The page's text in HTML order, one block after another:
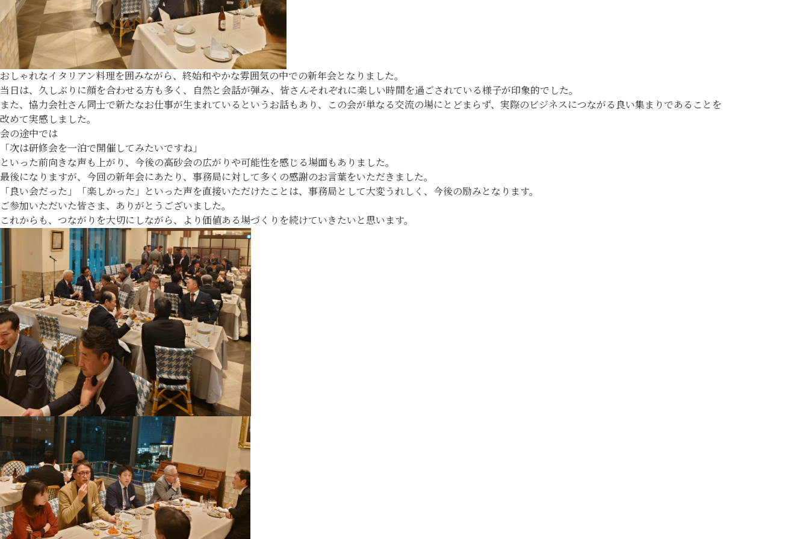
おしゃれなイタリアン料理を囲みながら、終始和やかな雰囲気の中での新年会となりました。
当日は、久しぶりに顔を合わせる方も多く、自然と会話が弾み、皆さんそれぞれに楽しい時間を過ごされている様子が印象的でした。
また、協力会社さん同士で新たなお仕事が生まれているというお話もあり、この会が単なる交流の場にとどまらず、実際のビジネスにつながる良い集まりであることを
改めて実感しました。
会の途中では
「次は研修会を一泊で開催してみたいですね」
といった前向きな声も上がり、今後の高砂会の広がりや可能性を感じる場面もありました。
最後になりますが、今回の新年会にあたり、事務局に対して多くの感謝のお言葉をいただきました。
「良い会だった」「楽しかった」といった声を直接いただけたことは、事務局として大変うれしく、今後の励みとなります。
ご参加いただいた皆さま、ありがとうございました。
これからも、つながりを大切にしながら、より価値ある場づくりを続けていきたいと思います。